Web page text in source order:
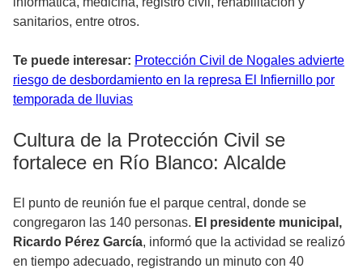
sanitarios, entre otros.
Te puede interesar: Protección Civil de Nogales advierte
riesgo de desbordamiento en la represa El Infiernillo por
temporada de lluvias
Cultura de la Protección Civil se
fortalece en Río Blanco: Alcalde
El punto de reunión fue el parque central, donde se
congregaron las 140 personas. El presidente municipal,
Ricardo Pérez García, informó que la actividad se realizó
en tiempo adecuado, registrando un minuto con 40